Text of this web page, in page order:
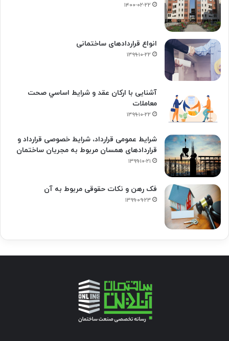
۱۴۰۰-۰۲-۲۲
انواع قراردادهای ساختمانی
۱۳۹۹-۱۰-۲۲
آشنایی با ارکان عقد و شرايط اساسي صحت
معاملات
۱۳۹۹-۱۰-۲۲
شرایط عمومی قرارداد، شرایط خصوصی قرارداد و
قراردادهای همسان مربوط به مجریان ساختمان
۱۳۹۹-۱۰-۲۱
فک‌ رهن و نکات حقوقی مربوط به آن
۱۳۹۹-۰۹-۲۳